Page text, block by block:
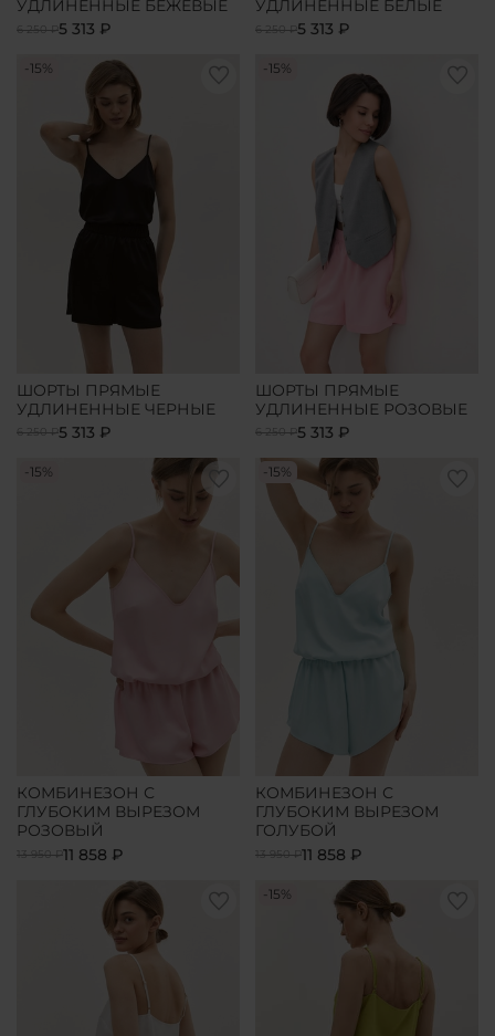
УДЛИНЕННЫЕ БЕЖЕВЫЕ
6 250 ₽5 313 ₽
УДЛИНЕННЫЕ БЕЛЫЕ
6 250 ₽5 313 ₽
-15%
ШОРТЫ ПРЯМЫЕ
УДЛИНЕННЫЕ ЧЕРНЫЕ
6 250 ₽5 313 ₽
-15%
ШОРТЫ ПРЯМЫЕ
УДЛИНЕННЫЕ РОЗОВЫЕ
6 250 ₽5 313 ₽
-15%
КОМБИНЕЗОН С
ГЛУБОКИМ ВЫРЕЗОМ
РОЗОВЫЙ
13 950 ₽11 858 ₽
-15%
КОМБИНЕЗОН С
ГЛУБОКИМ ВЫРЕЗОМ
ГОЛУБОЙ
13 950 ₽11 858 ₽
-15%